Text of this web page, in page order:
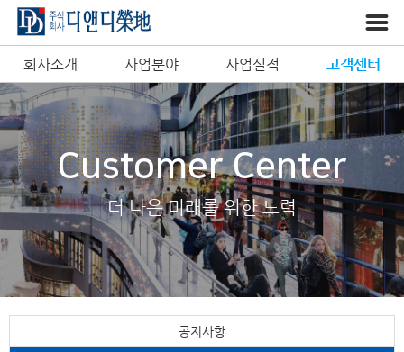
회사소개 사업분야 사업실적 고객센터
Customer Center
더 나은 미래를 위한 노력
공지사항